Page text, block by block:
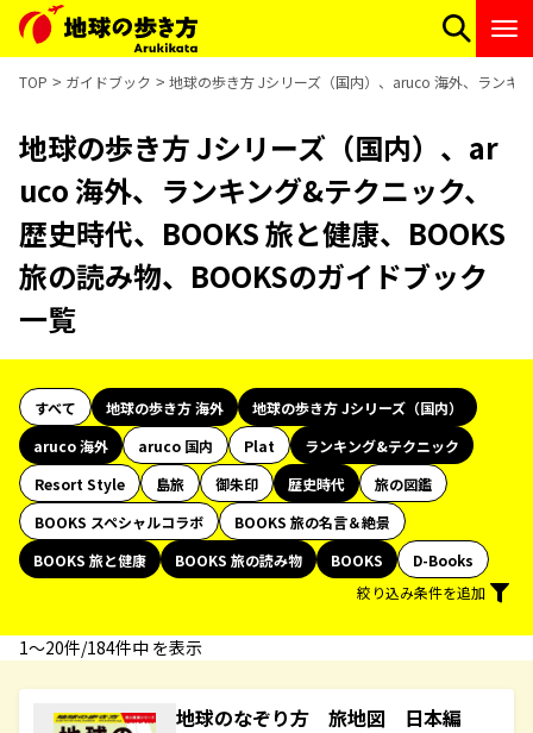
TOP ガイドブック 地球の歩き方 Jシリーズ（国内）、aruco 海外、ランキ
地球の歩き方 Jシリーズ（国内）、ar
uco 海外、ランキング&テクニック、
歴史時代、BOOKS 旅と健康、BOOKS
旅の読み物、BOOKSのガイドブック
一覧
すべて 地球の歩き方 海外
地球の歩き方 Jシリーズ（国内）
aruco 海外
aruco 国内 Plat
ランキング&テクニック
Resort Style
島旅 御朱印 歴史時代
旅の図鑑
BOOKS スペシャルコラボ
BOOKS 旅の名言＆絶景
BOOKS 旅と健康
BOOKS 旅の読み物 BOOKS
D-Books
絞り込み条件を追加
1〜20件/184件中 を表示
地球のなぞり方 旅地図 日本編